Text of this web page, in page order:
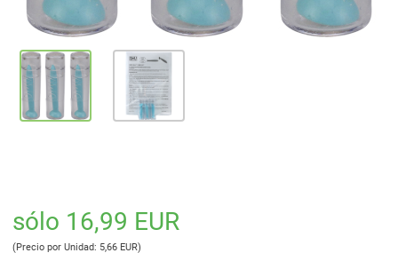
sólo 16,99 EUR
(Precio por Unidad: 5,66 EUR)